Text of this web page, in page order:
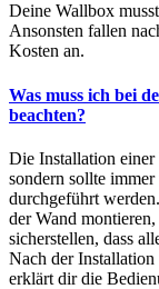
Deine Wallbox
Ansonsten fallen
Kosten an.
Was muss ich bei
beachten?
Die Installation
sondern sollte
durchgeführt
der Wand
sicherstellen, dass
Nach der
erklärt dir die